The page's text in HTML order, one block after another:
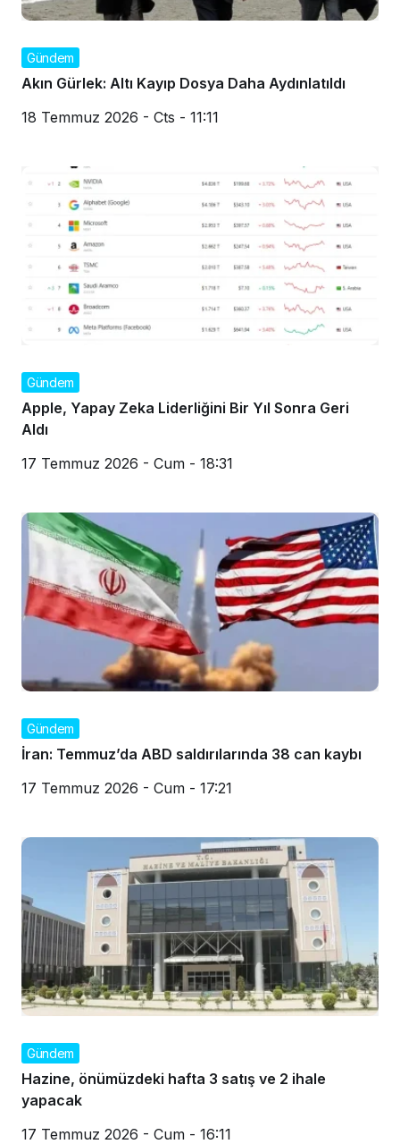
Gündem
Akın Gürlek: Altı Kayıp Dosya Daha Aydınlatıldı
18 Temmuz 2026 - Cts - 11:11
Gündem
Apple, Yapay Zeka Liderliğini Bir Yıl Sonra Geri
Aldı
17 Temmuz 2026 - Cum - 18:31
Gündem
İran: Temmuz’da ABD saldırılarında 38 can kaybı
17 Temmuz 2026 - Cum - 17:21
Gündem
Hazine, önümüzdeki hafta 3 satış ve 2 ihale
yapacak
17 Temmuz 2026 - Cum - 16:11